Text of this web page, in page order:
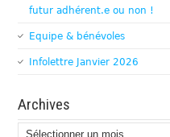
futur adhérent.e ou non !
Equipe & bénévoles
Infolettre Janvier 2026
Archives
Archives